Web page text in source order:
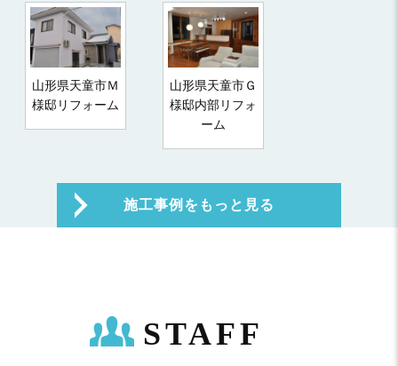
山形県天童市Ｍ
様邸リフォーム
山形県天童市Ｇ
様邸内部リフォ
ーム
施工事例をもっと見る
STAFF